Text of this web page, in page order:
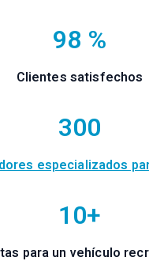
98 %
Clientes satisfechos
300
especializados
10+
para un vehículo